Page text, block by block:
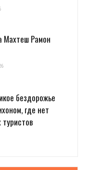
Махтеш Рамон
бездорожье
где нет